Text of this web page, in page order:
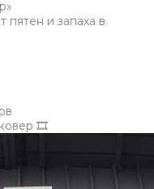
пятен и запаха в
🎞